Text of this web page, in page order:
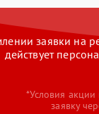
заявки на
действует
*Условия акции
заявку